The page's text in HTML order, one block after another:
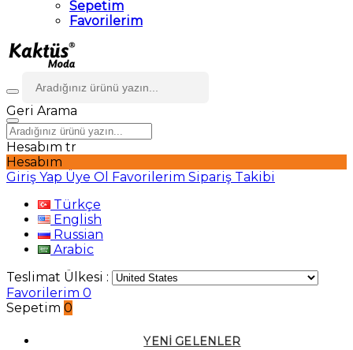
Sepetim
Favorilerim
Geri Arama
Hesabım tr
Hesabım
Giriş Yap Üye Ol Favorilerim Sipariş Takibi
Türkçe
English
Russian
Arabic
Teslimat Ülkesi :
Favorilerim 0
Sepetim 0
YENI GELENLER